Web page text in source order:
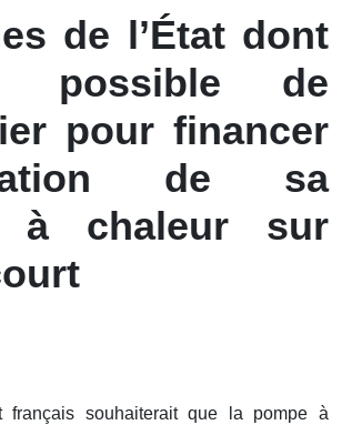
de l’État dont
de
pour financer
de sa
à chaleur sur
français souhaiterait que la pompe à